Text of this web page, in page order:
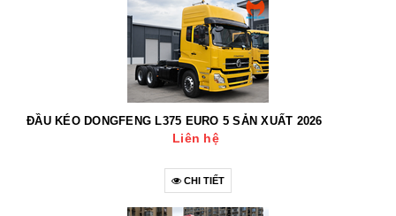
ĐẦU KÉO DONGFENG L375 EURO 5 SẢN XUẤT 2026
Liên hệ
CHI TIẾT